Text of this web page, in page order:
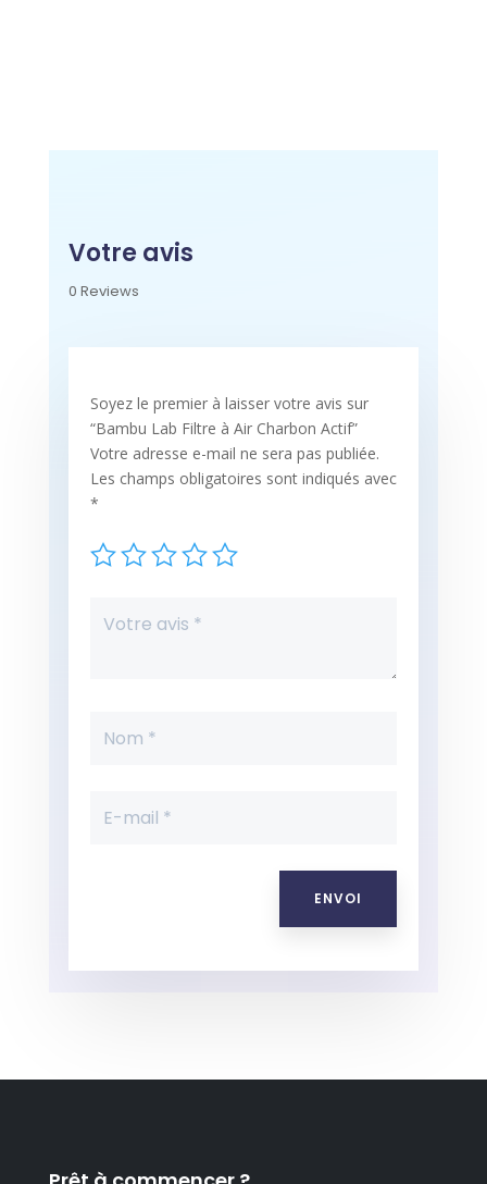
Votre avis
0 Reviews
Soyez le premier à laisser votre avis sur
“Bambu Lab Filtre à Air Charbon Actif”
Votre adresse e-mail ne sera pas publiée.
Les champs obligatoires sont indiqués avec
*
ENVOI